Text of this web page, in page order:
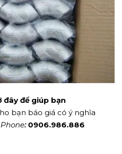
đây để giúp bạn
bạn báo giá có ý nghĩa
Phone:0906.986.886